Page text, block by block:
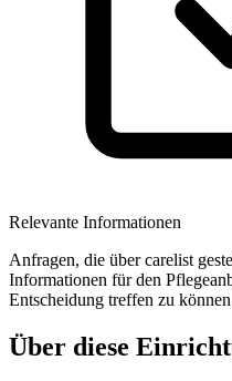
Relevante Informationen
Anfragen, die über carelist
Informationen für den
Entscheidung treffen zu
Über diese